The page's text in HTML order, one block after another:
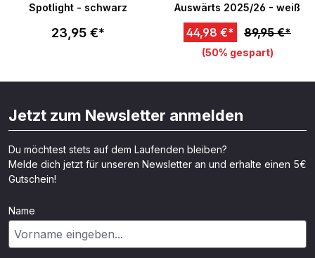
Spotlight - schwarz
23,95 €*
Auswärts 2025/26 - weiß
44,98 €* 89,95 €*
(50% gespart)
Jetzt zum Newsletter anmelden
Du möchtest stets auf dem Laufenden bleiben?
Melde dich jetzt für unseren Newsletter an und erhalte einen 5€
Gutschein!
Name